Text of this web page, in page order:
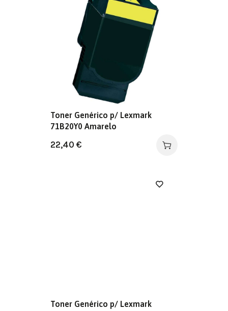
Toner Genérico p/ Lexmark
71B20Y0 Amarelo
22,40 €
Toner Genérico p/ Lexmark